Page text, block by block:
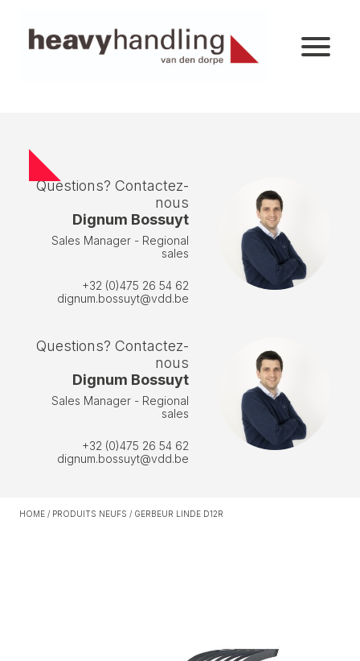
Questions? Contactez-
nous
Dignum Bossuyt
Sales Manager - Regional
sales
+32 (0)475 26 54 62
dignum.bossuyt@vdd.be
Questions? Contactez-
nous
Dignum Bossuyt
Sales Manager - Regional
sales
+32 (0)475 26 54 62
dignum.bossuyt@vdd.be
HOME / PRODUITS NEUFS / GERBEUR LINDE D12R